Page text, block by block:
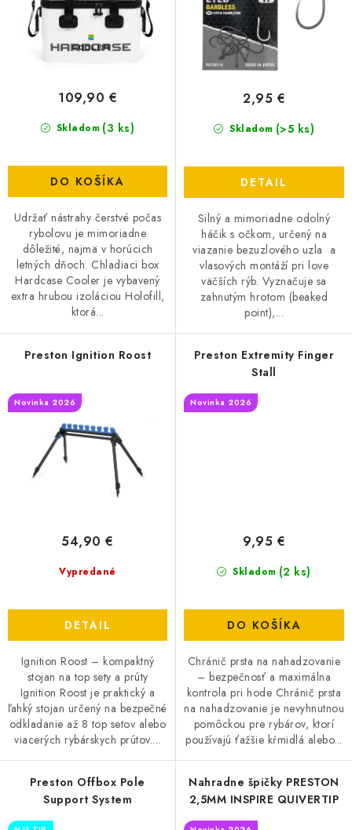
VRATKY - ODSTÚPENIE OD ZMLUVY - REKLAMACIU
PRODUKTOV (GPSR)
ZNAČKY
Doprava Navštívte našu predajňu v MARCELOVEJ »
Skladom (3 ks)
109,90 €
DO KOŠÍKA
Udržať nástrahy čerstvé počas
rybolovu je mimoriadne
dôležité, najmä v horúcich
letných dňoch. Chladiaci box
Hardcase Cooler je vybavený
extra hrubou izoláciou Holofill,
ktorá...
Skladom (>5 ks)
2,95 €
DETAIL
Silný a mimoriadne odolný
háčik s očkom, určený na
viazanie bezuzlového uzla a
vlasových montáží pri love
väčších rýb. Vyznačuje sa
zahnutým hrotom (beaked
point),...
Preston Ignition Roost
Novinka 2026
Vypredané
54,90 €
DETAIL
Ignition Roost – kompaktný
stojan na top sety a prúty
Ignition Roost je praktický a
ľahký stojan určený na bezpečné
odkladanie až 8 top setov alebo
viacerých rybárskych prútov....
Preston Extremity Finger
Stall
Novinka 2026
Skladom (2 ks)
9,95 €
DO KOŠÍKA
Chránič prsta na nahadzovanie
– bezpečnosť a maximálna
kontrola pri hode Chránič prsta
na nahadzovanie je nevyhnutnou
pomôckou pre rybárov, ktorí
používajú ťažšie kŕmidlá alebo...
Preston Offbox Pole
Support System
Nahradne špičky PRESTON
2,5MM INSPIRE QUIVERTIP